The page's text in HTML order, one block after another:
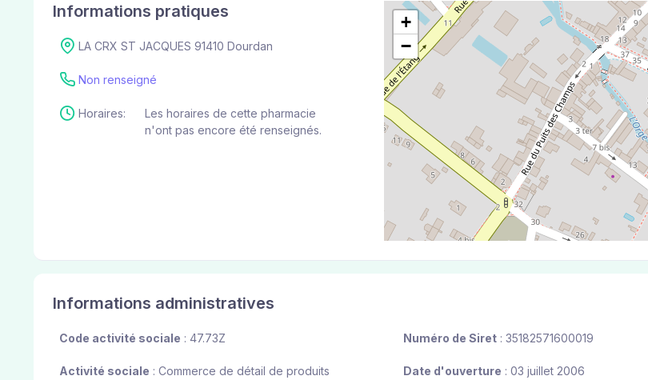
Informations pratiques
LA CRX ST JACQUES 91410 Dourdan
Non renseigné
Horaires:
Les horaires de cette pharmacie
n'ont pas encore été renseignés.
+
−
Informations administratives
Code activité sociale : 47.73Z
Activité sociale : Commerce de détail de produits
Numéro de Siret : 35182571600019
Date d'ouverture : 03 juillet 2006